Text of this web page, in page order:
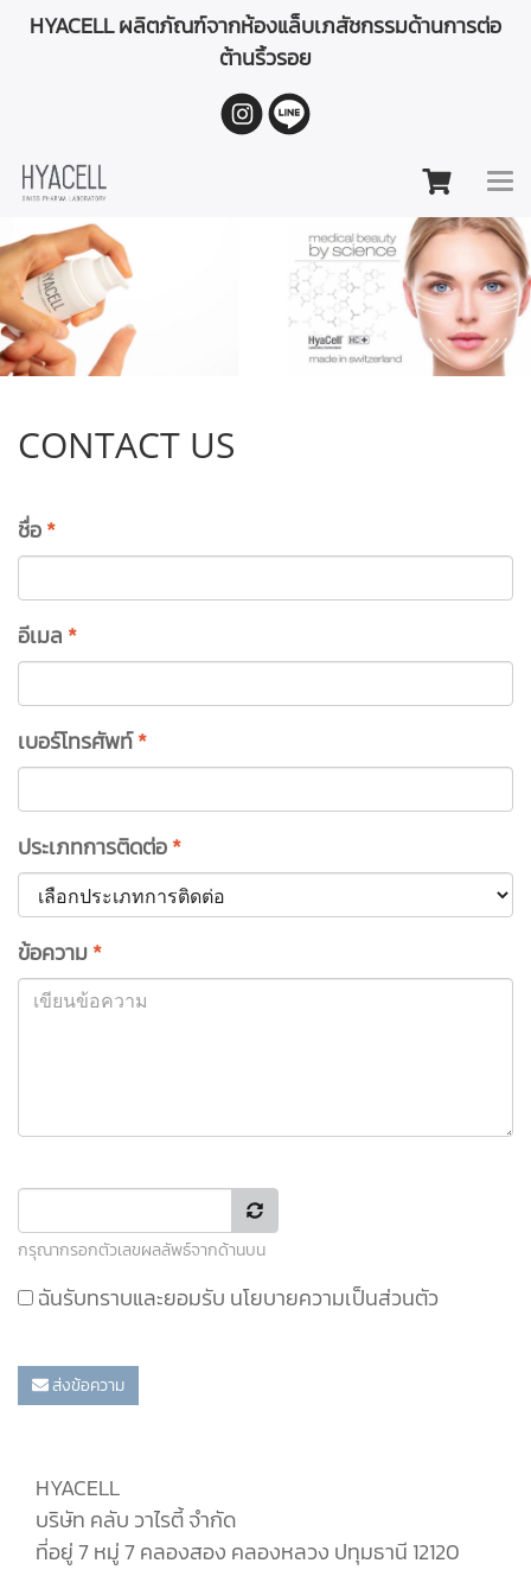
HYACELL ผลิตภัณฑ์จากห้องแล็บเภสัชกรรมด้านการต่อ
ต้านริ้วรอย
CONTACT US
ชื่อ*
อีเมล *
เบอร์โทรศัพท์*
ประเภทการติดต่อ*
ข้อความ*
กรุณากรอกตัวเลขผลลัพธ์จากด้านบน
ฉันรับทราบและยอมรับ นโยบายความเป็นส่วนตัว
ส่งข้อความ
HYACELL
บริษัท คลับ วาไรตี้ จำกัด
ที่อยู่ 7 หมู่ 7 คลองสอง คลองหลวง ปทุมธานี 12120